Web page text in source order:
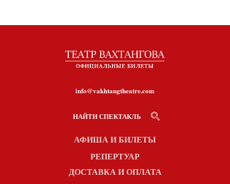
info@vakhtangtheatre.com
НАЙТИ СПЕКТАКЛЬ
АФИША И БИЛЕТЫ
РЕПЕРТУАР
ДОСТАВКА И ОПЛАТА